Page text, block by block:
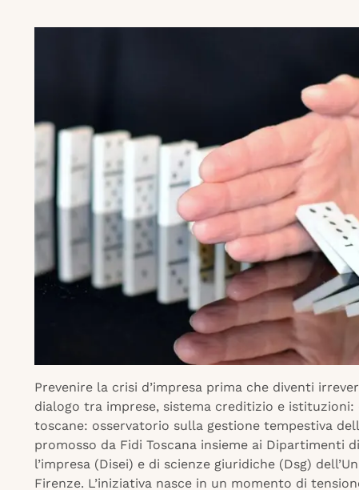
Prevenire la crisi d’impresa prima che diventi
dialogo tra imprese, sistema creditizio e istituzioni:
toscane: osservatorio sulla gestione tempestiva
promosso da Fidi Toscana insieme ai Dipartimenti
l’impresa (Disei) e di scienze giuridiche (Dsg)
Firenze. L’iniziativa nasce in un momento di